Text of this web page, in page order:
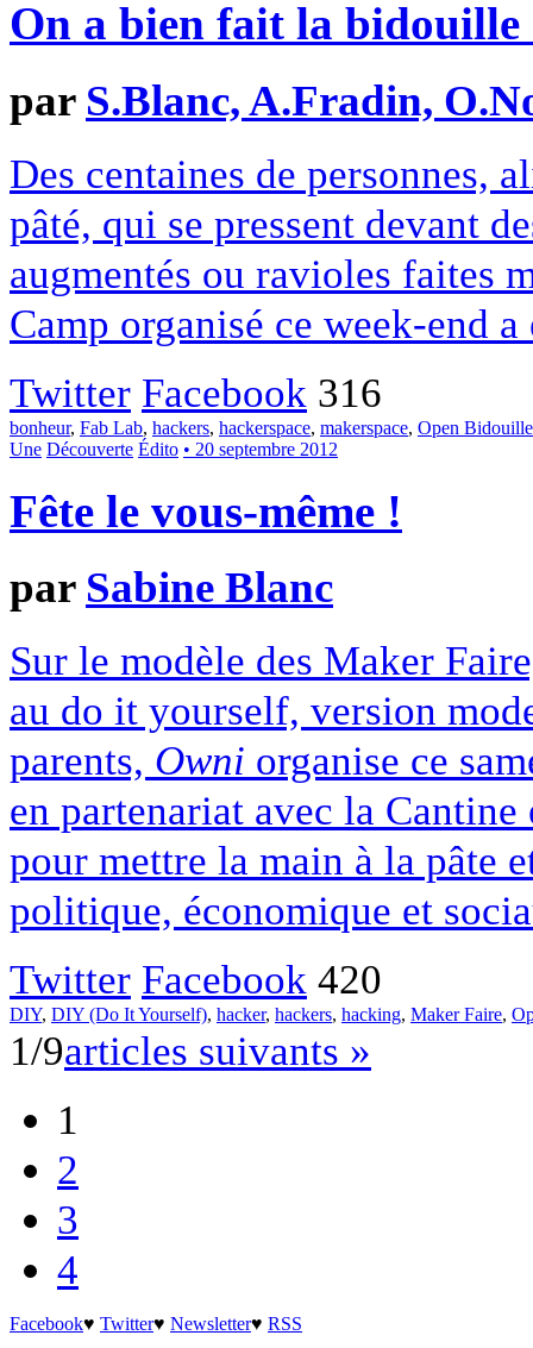
On a bien fait la bidouille
par S.Blanc, A.Fradin,
Des centaines de personnes,
pâté, qui se pressent devant
augmentés ou ravioles faites
Camp organisé ce week-end
Twitter Facebook 316
bonheur, Fab Lab, hackers, hackerspace, makerspace, Open
Une Découverte Édito • 20 septembre 2012
Fête le vous-même !
par Sabine Blanc
Sur le modèle des Maker
au do it yourself, version
parents, Owni organise ce
en partenariat avec la
pour mettre la main à la pâte
politique, économique et
Twitter Facebook 420
DIY, DIY (Do It Yourself), hacker, hackers, hacking, Maker Faire,
1/9articles suivants »
1
2
3
4
Facebook♥ Twitter♥ Newsletter♥ RSS